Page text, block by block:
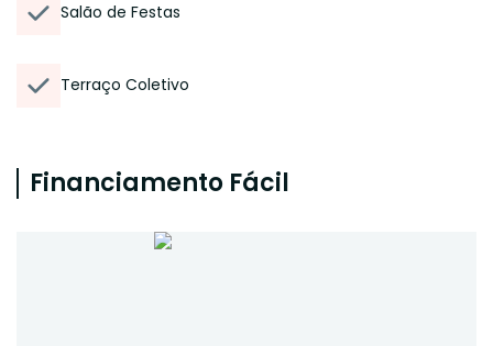
Salão de Festas
Terraço Coletivo
Financiamento Fácil